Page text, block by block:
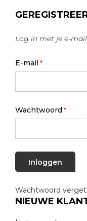
Log in met je e-
E-mail
Wachtwoord
Inloggen
Wachtwoord
NIEUWE